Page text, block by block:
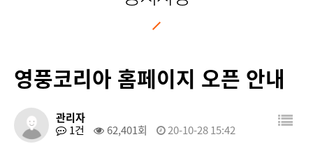
영풍코리아 홈페이지 오픈 안내
관리자
1건
62,401회 20-10-28 15:42